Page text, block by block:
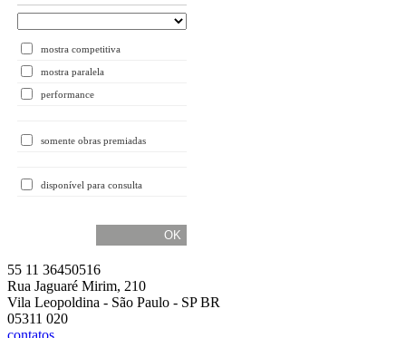
mostra competitiva
mostra paralela
performance
somente obras premiadas
disponível para consulta
55 11 36450516
Rua Jaguaré Mirim, 210
Vila Leopoldina - São Paulo - SP BR
05311 020